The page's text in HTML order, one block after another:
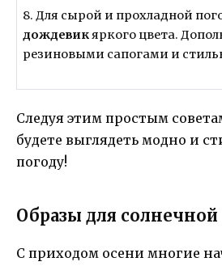
8. Для сырой и прохладной
дождевикяркого цвета.
резиновыми сапогами и
Следуя этим простым
будете выглядеть модно и
погоду!
Образы для
С приходом осени многие